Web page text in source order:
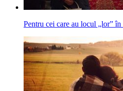
Pentru cei care au locul „lor” în